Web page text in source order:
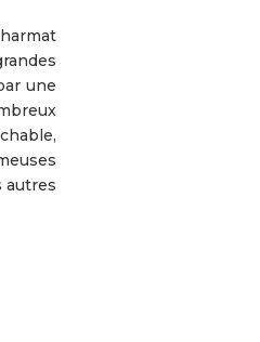
une
autres